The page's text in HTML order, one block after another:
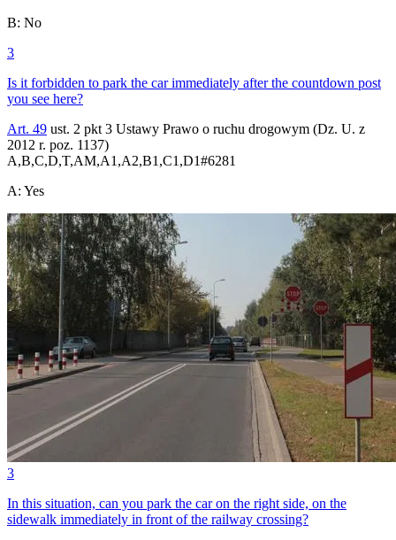
B: No
3
Is it forbidden to park the car immediately after the countdown post
you see here?
Art. 49 ust. 2 pkt 3 Ustawy Prawo o ruchu drogowym (Dz. U. z
2012 r. poz. 1137)
A,B,C,D,T,AM,A1,A2,B1,C1,D1#6281
A: Yes
3
In this situation, can you park the car on the right side, on the
sidewalk immediately in front of the railway crossing?